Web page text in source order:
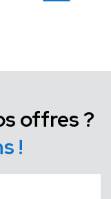
offres ?
!